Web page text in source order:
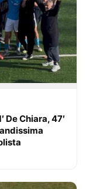
De Chiara, 47′